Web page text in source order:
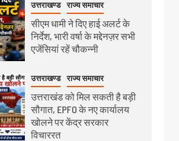
उत्तराखण्ड राज्य समाचार
सीएम धामी ने दिए हाई अलर्ट के
निर्देश, भारी वर्षा के मद्देनज़र सभी
एजेंसियां रहें चौकन्नी
उत्तराखण्ड राज्य समाचार
उत्तराखंड को मिल सकती है बड़ी
सौगात, EPFO के नए कार्यालय
खोलने पर केंद्र सरकार
विचाररत